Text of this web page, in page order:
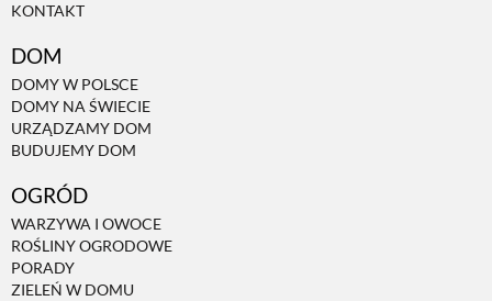
KONTAKT
DOM
DOMY W POLSCE
DOMY NA ŚWIECIE
URZĄDZAMY DOM
BUDUJEMY DOM
OGRÓD
WARZYWA I OWOCE
ROŚLINY OGRODOWE
PORADY
ZIELEŃ W DOMU
NATURALNA APTECZKA